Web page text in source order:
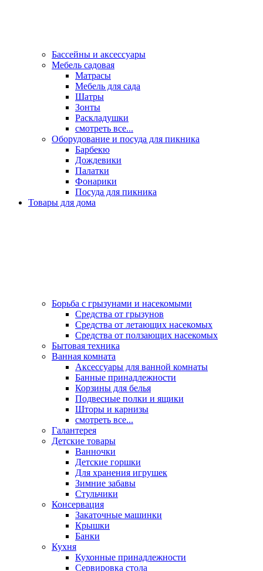
Бассейны и аксессуары
Мебель садовая
Матрасы
Мебель для сада
Шатры
Зонты
Раскладушки
смотреть все...
Оборудование и посуда для пикника
Барбекю
Дождевики
Палатки
Фонарики
Посуда для пикника
Товары для дома
Борьба с грызунами и насекомыми
Средства от грызунов
Средства от летающих насекомых
Средства от ползающих насекомых
Бытовая техника
Ванная комната
Аксессуары для ванной комнаты
Банные принадлежности
Корзины для белья
Подвесные полки и ящики
Шторы и карнизы
смотреть все...
Галантерея
Детские товары
Ванночки
Детские горшки
Для хранения игрушек
Зимние забавы
Стульчики
Консервация
Закаточные машинки
Крышки
Банки
Кухня
Кухонные принадлежности
Сервировка стола